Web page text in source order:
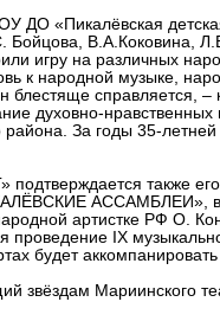
ДО «Пикалёвская
Бойцова, В.А.Коковина,
игру на различных
к народной музыке,
справляется, –
духовно-
района. За годы 35-
также
АССАМБЛЕИ», в
артистке РФ О.
IX
аккомпанировать
звёздам Мариинского